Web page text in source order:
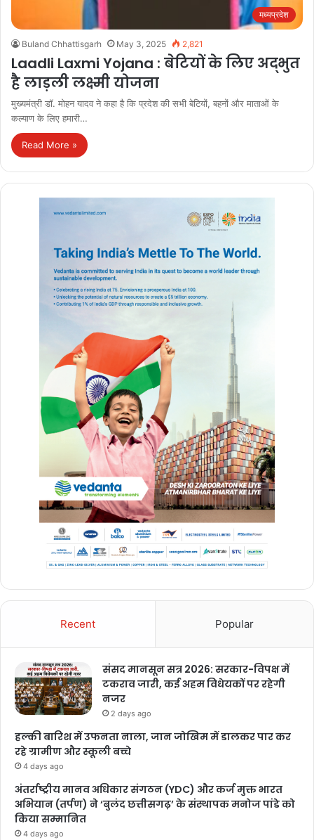
मध्यप्रदेश
Buland Chhattisgarh May 3, 2025 2,821
Laadli Laxmi Yojana : बेटियों के लिए अद्भुत
है लाड़ली लक्ष्मी योजना
मुख्यमंत्री डॉ. मोहन यादव ने कहा है कि प्रदेश की सभी बेटियों, बहनों और माताओं के
कल्याण के लिए हमारी…
Read More »
Recent Popular
संसद मानसून सत्र 2026: सरकार-विपक्ष में
टकराव जारी, कई अहम विधेयकों पर रहेगी
नजर
2 days ago
हल्की बारिश में उफनता नाला, जान जोखिम में डालकर पार कर
रहे ग्रामीण और स्कूली बच्चे
4 days ago
अंतर्राष्ट्रीय मानव अधिकार संगठन (YDC) और कर्ज मुक्त भारत
अभियान (तर्पण) ने ‘बुलंद छत्तीसगढ़’ के संस्थापक मनोज पांडे को
किया सम्मानित
4 days ago